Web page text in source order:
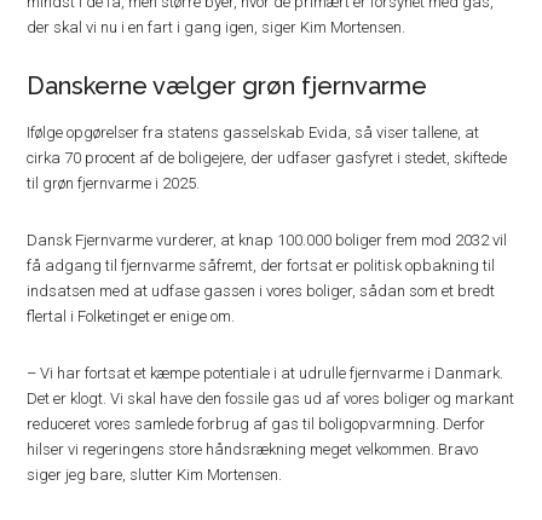
der skal vi nu i en fart i gang igen, siger Kim Mortensen.
Danskerne vælger grøn fjernvarme
Ifølge opgørelser fra statens gasselskab Evida, så viser tallene, at
cirka 70 procent af de boligejere, der udfaser gasfyret i stedet, skiftede
til grøn fjernvarme i 2025.
Dansk Fjernvarme vurderer, at knap 100.000 boliger frem mod 2032 vil
få adgang til fjernvarme såfremt, der fortsat er politisk opbakning til
indsatsen med at udfase gassen i vores boliger, sådan som et bredt
flertal i Folketinget er enige om.
– Vi har fortsat et kæmpe potentiale i at udrulle fjernvarme i Danmark.
Det er klogt. Vi skal have den fossile gas ud af vores boliger og markant
reduceret vores samlede forbrug af gas til boligopvarmning. Derfor
hilser vi regeringens store håndsrækning meget velkommen. Bravo
siger jeg bare, slutter Kim Mortensen.